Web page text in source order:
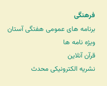
فرهنگی
برنامه های عمومی هفتگی آستان
ویژه نامه ها
قرآن آنلاین
نشریه الکترونیکی محدث